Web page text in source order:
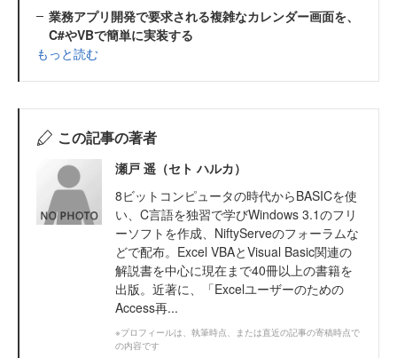
業務アプリ開発で要求される複雑なカレンダー画面を、
C#やVBで簡単に実装する
もっと読む
この記事の著者
瀬戸 遥（セト ハルカ）
8ビットコンピュータの時代からBASICを使
い、C言語を独習で学びWindows 3.1のフリ
ーソフトを作成、NiftyServeのフォーラムな
どで配布。Excel VBAとVisual Basic関連の
解説書を中心に現在まで40冊以上の書籍を
出版。近著に、「Excelユーザーのための
Access再...
※プロフィールは、執筆時点、または直近の記事の寄稿時点で
の内容です